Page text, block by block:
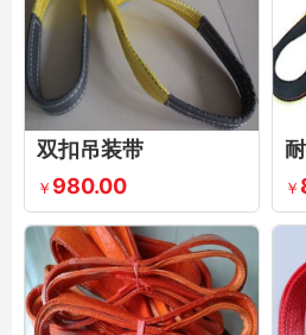
双扣吊装带
￥ 980.00 ￥